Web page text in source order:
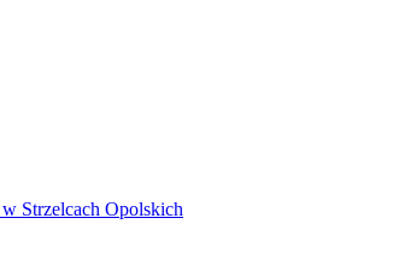
Strzelcach Opolskich